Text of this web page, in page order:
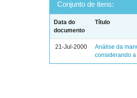
Conjunto de itens:
Data do
documento
Título
21-Jul-2000
Análise da
considerando